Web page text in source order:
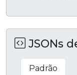
JSONs
Padrão